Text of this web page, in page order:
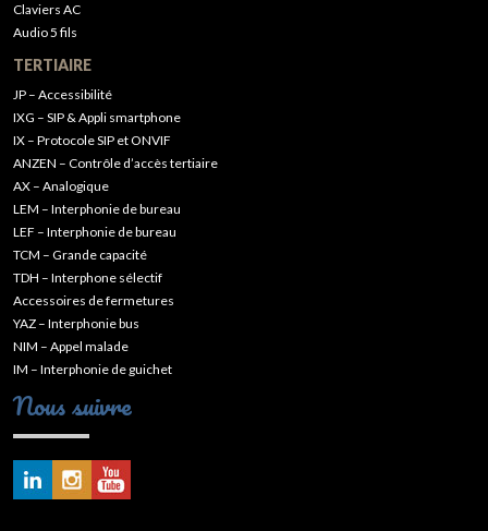
Claviers AC
Audio 5 fils
TERTIAIRE
JP – Accessibilité
IXG – SIP & Appli smartphone
IX – Protocole SIP et ONVIF
ANZEN – Contrôle d’accès tertiaire
AX – Analogique
LEM – Interphonie de bureau
LEF – Interphonie de bureau
TCM – Grande capacité
TDH – Interphone sélectif
Accessoires de fermetures
YAZ – Interphonie bus
NIM – Appel malade
IM – Interphonie de guichet
Nous suivre